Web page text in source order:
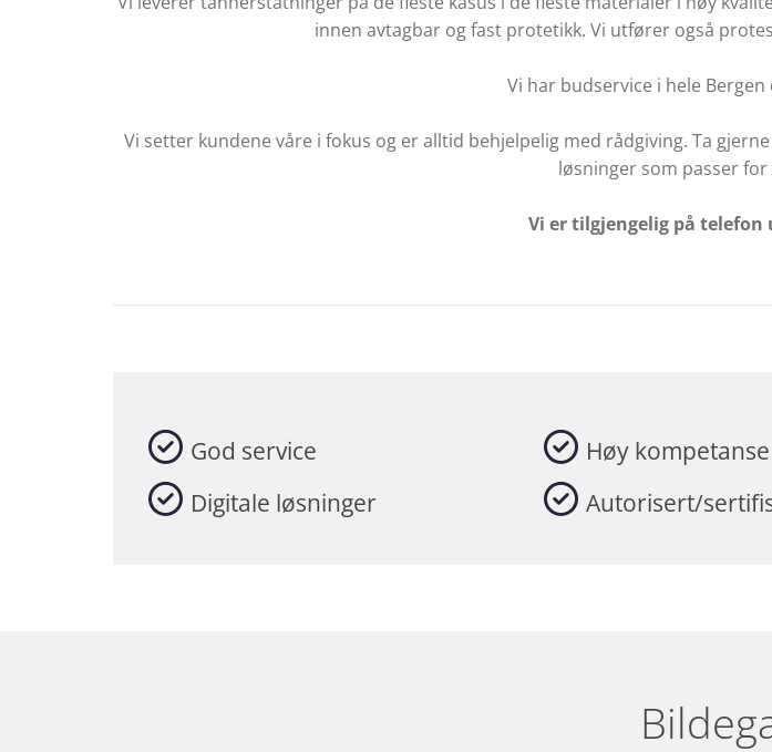
innen avtagbar og fast protetikk. Vi utfører også
Vi har budservice i hele
Vi setter kundene våre i fokus og er alltid behjelpelig med rådgiving. Ta
løsninger som passer
Vi er tilgjengelig på
God service Høy kompetanse
Digitale løsninger
Autorisert/